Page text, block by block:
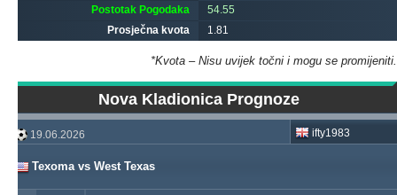
Postotak Pogodaka
Prosječna kvota
54.55
1.81
*Kvota – Nisu uvijek točni i mogu se promijeniti.
Nova Kladionica Prognoze
19.06.2026
Texoma vs West Texas
ifty1983